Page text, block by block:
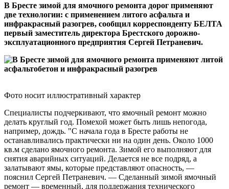
В Бресте зимой для ямочного ремонта дорог применяют
две технологии: с применением литого асфальта и
инфракрасный разогрев, сообщил корреспонденту БЕЛТА
первый заместитель директора Брестского дорожно-
эксплуатационного предприятия Сергей Петраневич.
Фото носит иллюстративный характер
Специалисты подчеркивают, что ямочный ремонт можно
делать круглый год. Помехой может быть лишь непогода,
например, дождь. "С начала года в Бресте работы не
останавливались практически ни на один день. Около 1000
кв.м сделано ямочного ремонта. Зимой его выполняют для
снятия аварийных ситуаций. Делается не все подряд, а
залатывают ямы, которые представляют опасность, —
пояснил Сергей Петраневич. — Сделанный зимой ямочный
ремонт — временный, для поддержания технического